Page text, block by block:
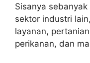
Sisanya
sektor industri
layanan,
perikanan, dan